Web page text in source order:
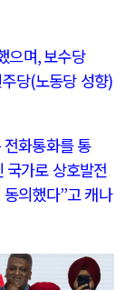
으며,보수당
당(노동당 성향)
화통화를 통
국가로 상호발전
의했다”고 캐나